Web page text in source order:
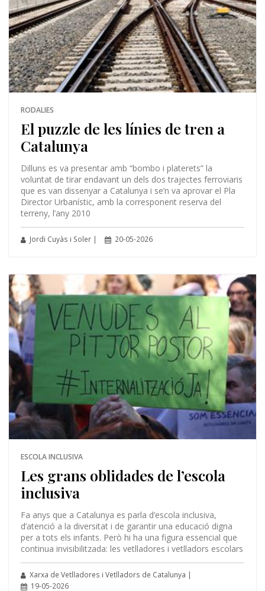
RODALIES
El puzzle de les línies de tren a
Catalunya
Dilluns es va presentar amb “bombo i platerets” la
voluntat de tirar endavant un dels dos trajectes ferroviaris
que es van dissenyar a Catalunya i se’n va aprovar el Pla
Director Urbanístic, amb la corresponent reserva del
terreny, l’any 2010
Jordi Cuyàs i Soler | 20-05-2026
ESCOLA INCLUSIVA
Les grans oblidades de l’escola
inclusiva
Fa anys que a Catalunya es parla d’escola inclusiva,
d’atenció a la diversitat i de garantir una educació digna
per a tots els infants. Però hi ha una figura essencial que
continua invisibilitzada: les vetlladores i vetlladors escolars
Xarxa de Vetlladores i Vetlladors de Catalunya |
19-05-2026